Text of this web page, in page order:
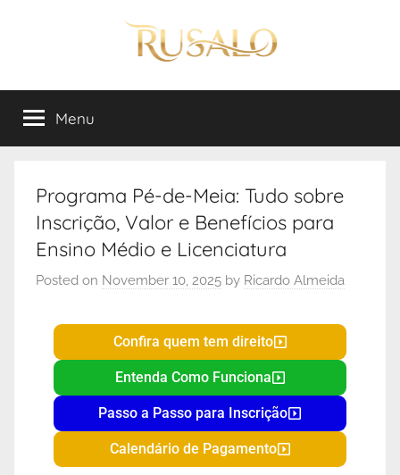
Rusalo
Menu
Programa Pé-de-Meia: Tudo sobre
Inscrição, Valor e Benefícios para
Ensino Médio e Licenciatura
Posted on November 10, 2025 by Ricardo Almeida
Confira quem tem direito
Entenda Como Funciona
Passo a Passo para Inscrição
Calendário de Pagamento